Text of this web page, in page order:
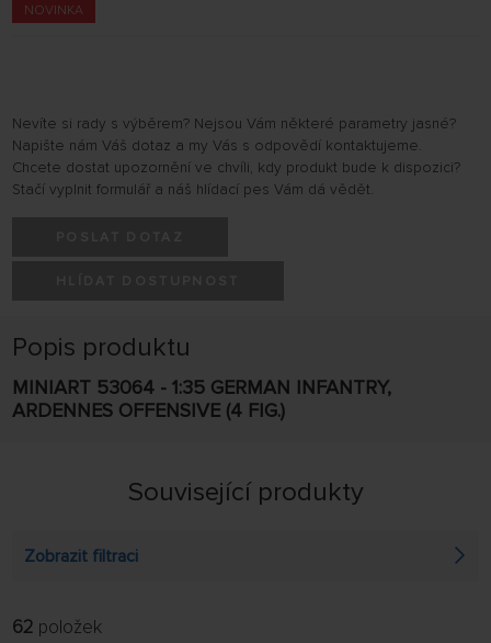
NOVINKA
Nevíte si rady s výběrem? Nejsou Vám některé parametry jasné?
Napište nám Váš dotaz a my Vás s odpovědí kontaktujeme.
Chcete dostat upozornění ve chvíli, kdy produkt bude k dispozici?
Stačí vyplnit formulář a náš hlídací pes Vám dá vědět.
Popis produktu
MINIART 53064 - 1:35 GERMAN INFANTRY,
ARDENNES OFFENSIVE (4 FIG.)
Související produkty
Zobrazit filtraci
FILTROVAT:
62 položek